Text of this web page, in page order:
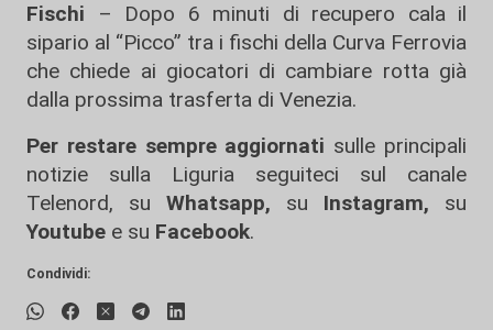
Fischi – Dopo 6 minuti di recupero cala il
sipario al “Picco” tra i fischi della Curva Ferrovia
che chiede ai giocatori di cambiare rotta già
dalla prossima trasferta di Venezia.
Per restare sempre aggiornati sulle principali
notizie sulla Liguria seguiteci sul canale
Telenord, su
Whatsapp, su Instagram, su
Youtube e su Facebook.
Condividi: